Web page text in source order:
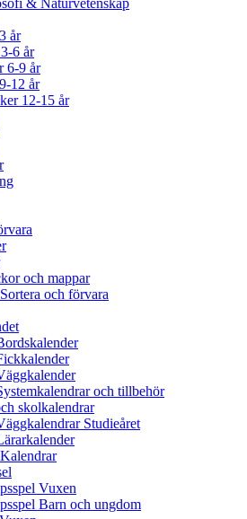
& Naturvetenskap
år
6 år
6-9 år
12 år
12-15 år
och mappar
och förvara
och tillbehör
skolkalendrar
Studieåret
Vuxen
Barn och ungdom